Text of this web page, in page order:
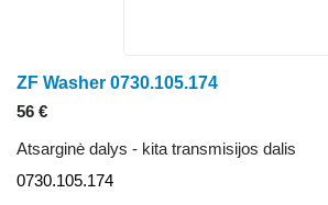
ZF Washer 0730.105.174
56 €
Atsarginė dalys - kita transmisijos dalis
0730.105.174